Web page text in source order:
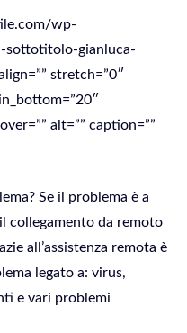
wp-
gianluca-
stretch=”0″
alt=”” caption=””
Se il problema è a
collegamento da remoto
all’assistenza remota è
legato a: virus,
e vari problemi